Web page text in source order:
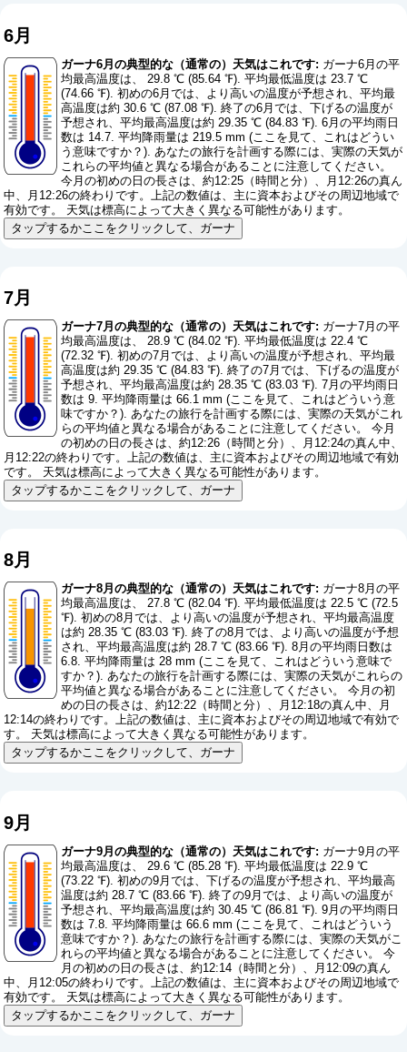
6月
ガーナ6月の典型的な（通常の）天気はこれです: ガーナ6月の平
均最高温度は、 29.8 ℃ (85.64 ℉). 平均最低温度は 23.7 ℃
(74.66 ℉). 初めの6月では、より高いの温度が予想され、平均最
高温度は約 30.6 ℃ (87.08 ℉). 終了の6月では、下げるの温度が
予想され、平均最高温度は約 29.35 ℃ (84.83 ℉). 6月の平均雨日
数は 14.7. 平均降雨量は 219.5 mm ( ここを見て、これはどうい
う意味ですか？). あなたの旅行を計画する際には、実際の天気が
これらの平均値と異なる場合があることに注意してください。
今月の初めの日の長さは、約12:25（時間と分）、月12:26の真ん
中、月12:26の終わりです。上記の数値は、主に資本およびその周辺地域で
有効です。 天気は標高によって大きく異なる可能性があります。
タップするかここをクリックして、ガーナ
7月
ガーナ7月の典型的な（通常の）天気はこれです: ガーナ7月の平
均最高温度は、 28.9 ℃ (84.02 ℉). 平均最低温度は 22.4 ℃
(72.32 ℉). 初めの7月では、より高いの温度が予想され、平均最
高温度は約 29.35 ℃ (84.83 ℉). 終了の7月では、下げるの温度が
予想され、平均最高温度は約 28.35 ℃ (83.03 ℉). 7月の平均雨日
数は 9. 平均降雨量は 66.1 mm (ここを見て、これはどういう意
味ですか？). あなたの旅行を計画する際には、実際の天気がこれ
らの平均値と異なる場合があることに注意してください。 今月
の初めの日の長さは、約12:26（時間と分）、月12:24の真ん中、
月12:22の終わりです。上記の数値は、主に資本およびその周辺地域で有効
です。 天気は標高によって大きく異なる可能性があります。
タップするかここをクリックして、ガーナ
8月
ガーナ8月の典型的な（通常の）天気はこれです: ガーナ8月の平
均最高温度は、 27.8 ℃ (82.04 ℉). 平均最低温度は 22.5 ℃ (72.5
℉). 初めの8月では、より高いの温度が予想され、平均最高温度
は約 28.35 ℃ (83.03 ℉). 終了の8月では、より高いの温度が予想
され、平均最高温度は約 28.7 ℃ (83.66 ℉). 8月の平均雨日数は
6.8. 平均降雨量は 28 mm (ここを見て、これはどういう意味で
すか？). あなたの旅行を計画する際には、実際の天気がこれらの
平均値と異なる場合があることに注意してください。 今月の初
めの日の長さは、約12:22（時間と分）、月12:18の真ん中、月
12:14の終わりです。上記の数値は、主に資本およびその周辺地域で有効で
す。 天気は標高によって大きく異なる可能性があります。
タップするかここをクリックして、ガーナ
9月
ガーナ9月の典型的な（通常の）天気はこれです: ガーナ9月の平
均最高温度は、 29.6 ℃ (85.28 ℉). 平均最低温度は 22.9 ℃
(73.22 ℉). 初めの9月では、下げるの温度が予想され、平均最高
温度は約 28.7 ℃ (83.66 ℉). 終了の9月では、より高いの温度が
予想され、平均最高温度は約 30.45 ℃ (86.81 ℉). 9月の平均雨日
数は 7.8. 平均降雨量は 66.6 mm ( ここを見て、これはどういう
意味ですか？). あなたの旅行を計画する際には、実際の天気がこ
れらの平均値と異なる場合があることに注意してください。 今
月の初めの日の長さは、約12:14（時間と分）、月12:09の真ん
中、月12:05の終わりです。上記の数値は、主に資本およびその周辺地域で
有効です。 天気は標高によって大きく異なる可能性があります。
タップするかここをクリックして、ガーナ